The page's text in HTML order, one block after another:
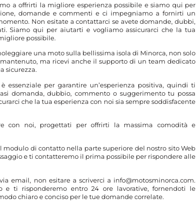
a offrirti la migliore esperienza possibile e siamo qui per
domande e commenti e ci impegniamo a fornirti un
Non esitate a contattarci se avete domande, dubbi,
Siamo qui per aiutarti e vogliamo assicurarci che la tua
possibile.
una moto sulla bellissima isola di Minorca, non solo
ma ricevi anche il supporto di un team dedicato
sicurezza.
essenziale per garantire un’esperienza positiva, quindi ti
domanda, dubbio, commento o suggerimento tu possa
che la tua esperienza con noi sia sempre soddisfacente
con noi, progettati per offrirti la massima comodità e
modulo di contatto nella parte superiore del nostro sito Web
e ti contatteremo il prima possibile per rispondere alle
email, non esitare a scriverci a info@motosminorca.com.
e ti risponderemo entro 24 ore lavorative, fornendoti le
chiaro e conciso per le tue domande correlate.